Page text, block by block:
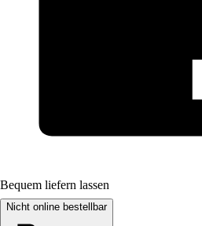
Bequem liefern lassen
Nicht online bestellbar